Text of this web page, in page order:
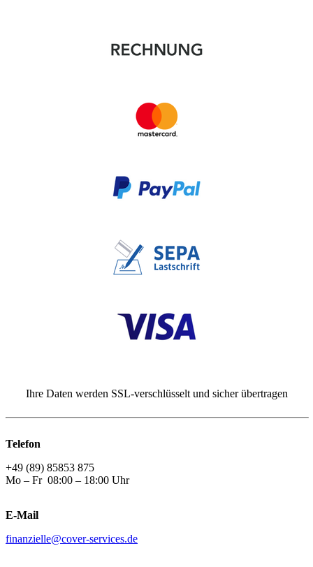
Ihre Daten werden SSL-verschlüsselt und sicher übertragen
Telefon
+49 (89) 85853 875
Mo – Fr 08:00 – 18:00 Uhr
E-Mail
finanzielle@cover-services.de